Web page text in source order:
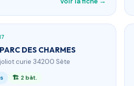
DES CHARMES
curie 34200 Sète
🏗 2 bât.